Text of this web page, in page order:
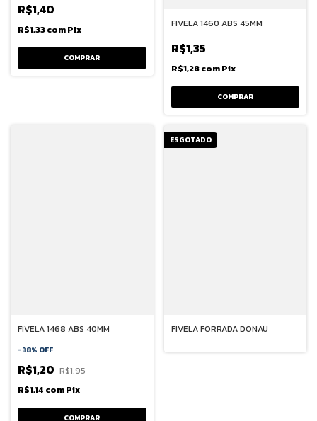
R$1,40
R$1,33comPix
FIVELA 1460 ABS 45MM
R$1,35
R$1,28comPix
FIVELA 1468 ABS 40MM
-38% OFF
R$1,20 R$1,95
R$1,14 comPix
ESGOTADO
FIVELA FORRADA DONAU